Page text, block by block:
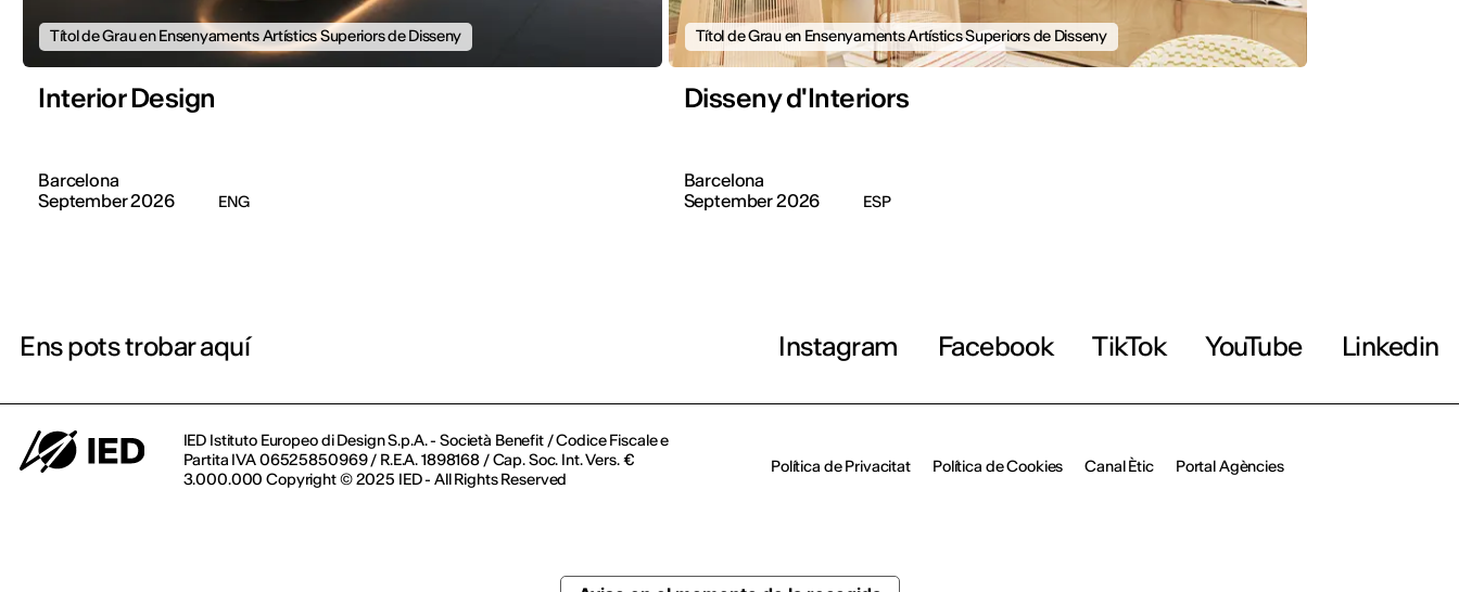
Títol de Grau en Ensenyaments Artístics Superiors de Disseny
Interior Design
Barcelona
September 2026
ENG
Títol de Grau en Ensenyaments Artístics Superiors de Disseny
Disseny d'Interiors
Barcelona
September 2026
ESP
Ens pots trobar aquí Instagram Facebook TikTok YouTube Linkedin
IED Istituto Europeo di Design S.p.A. - Società Benefit / Codice Fiscale e
Partita IVA 06525850969 / R.E.A. 1898168 / Cap. Soc. Int. Vers. €
3.000.000 Copyright © 2025 IED - All Rights Reserved
Política de Privacitat Política de Cookies Canal Ètic Portal Agències